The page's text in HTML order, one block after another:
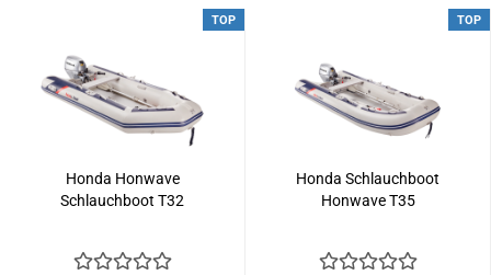
TOP
Honda Honwave
Schlauchboot T32
TOP
Honda Schlauchboot
Honwave T35